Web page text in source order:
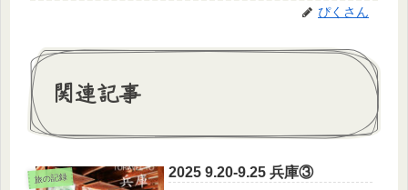
ぴくさん
関連記事
旅の記録 2025 9.20-9.25 兵庫③